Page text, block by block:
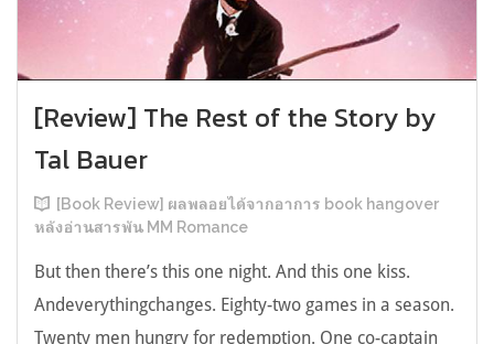
[Review] The Rest of the Story by
Tal Bauer
[Book Review] ผลพลอยได้จากอาการ book hangover
หลังอ่านสารพัน MM Romance
But then there’s this one night. And this one kiss.
Andeverythingchanges. Eighty-two games in a season.
Twenty men hungry for redemption. One co-captain